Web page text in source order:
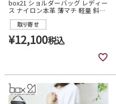
box21 ショルダーバッグ レディー
ス ナイロン本革 薄マチ 軽量 斜め
がけバッグ リブシリーズ 1335474
¥12,100税込